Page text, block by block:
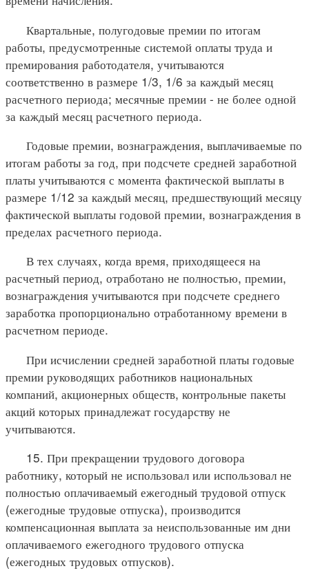
Квартальные, полугодовые премии по итогам
работы, предусмотренные системой оплаты труда и
премирования работодателя, учитываются
соответственно в размере 1/3, 1/6 за каждый месяц
расчетного периода; месячные премии - не более одной
за каждый месяц расчетного периода.
Годовые премии, вознаграждения, выплачиваемые по
итогам работы за год, при подсчете средней заработной
платы учитываются с момента фактической выплаты в
размере 1/12 за каждый месяц, предшествующий месяцу
фактической выплаты годовой премии, вознаграждения в
пределах расчетного периода.
В тех случаях, когда время, приходящееся на
расчетный период, отработано не полностью, премии,
вознаграждения учитываются при подсчете среднего
заработка пропорционально отработанному времени в
расчетном периоде.
При исчислении средней заработной платы годовые
премии руководящих работников национальных
компаний, акционерных обществ, контрольные пакеты
акций которых принадлежат государству не
учитываются.
15. При прекращении трудового договора
работнику, который не использовал или использовал не
полностью оплачиваемый ежегодный трудовой отпуск
(ежегодные трудовые отпуска), производится
компенсационная выплата за неиспользованные им дни
оплачиваемого ежегодного трудового отпуска
(ежегодных трудовых отпусков).